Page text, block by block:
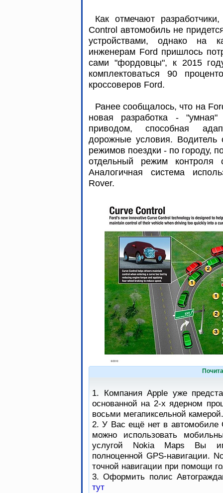
Как отмечают
Control автомобиль не
устройствами, однако на
инженерам Ford пришлось
сами "фордовцы", к 2015
комплектоваться 90
кроссоверов Ford.
Ранее сообщалось, что на
новая разработка -
приводом, способная
дорожные условия. Водитель
режимов поездки - по городу,
отдельный режим контроля
Аналогичная система
Rover.
1. Компания Apple уже
основанной на 2-х ядерном
восьми мегапиксельной камерой.
2. У Вас ещё нет в автомобиле
можно использовать
услугой Nokia Maps Вы
полноценной GPS-навигации.
точной навигации при помощи
3. Оформить полис
тут